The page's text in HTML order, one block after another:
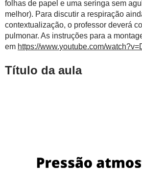
folhas de papel e uma seringa sem
melhor). Para discutir a respiração
contextualização, o professor deverá
pulmonar. As instruções para a
em https://www.youtube.com/
Título da aula